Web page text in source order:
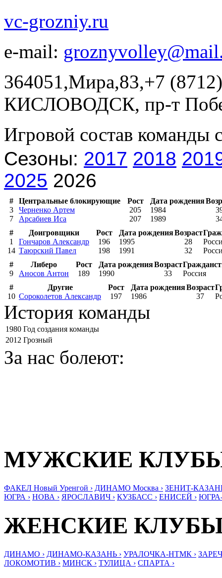
vc-grozniy.ru
e-mail:
364051,Мира,83,+7
КИСЛОВОДСК, пр-т
Игровой состав команды
Сезоны: 2017 2018
2025 2026
# Центральные блокирующие Рост Дата рождения
3
Черненко Артем 205 1984
7
Арсабиев Иса 207 1989
#
Доигровщики Рост Дата рожденияВозраст
1
Гончаров Александр 196 1995 28
14 Таюрский Павел 198 1991 32
#
Либеро Рост Дата рожденияВозраст
9
Аносов Антон 189 1990 33
Россия
#
Другие Рост Дата рожденияВозраст
10 Сороколетов Александр 197 1986 37
История команды
1980 Год создания команды
2012 Грозный
За нас болеют:
МУЖСКИЕ
ФАКЕЛ Новый Уренгой › ДИНАМО Москва › ЗЕНИТ-
ЮГРА › НОВА › ЯРОСЛАВИЧ › КУЗБАСС › ЕНИСЕЙ ›
ЖЕНСКИЕ
ДИНАМО › ДИНАМО-КАЗАНЬ › УРАЛОЧКА-НТМК ›
ЛОКОМОТИВ › МИНСК › ТУЛИЦА › СПАРТА ›